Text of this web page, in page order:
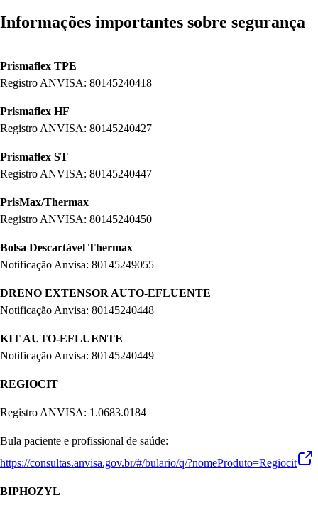
Informações importantes sobre segurança
Prismaflex TPE
Registro ANVISA: 80145240418
Prismaflex HF
Registro ANVISA: 80145240427
Prismaflex ST
Registro ANVISA: 80145240447
PrisMax/Thermax
Registro ANVISA: 80145240450
Bolsa Descartável Thermax
Notificação Anvisa: 80145249055
DRENO EXTENSOR AUTO-EFLUENTE
Notificação Anvisa: 80145240448
KIT AUTO-EFLUENTE
Notificação Anvisa: 80145240449
REGIOCIT
Registro ANVISA: 1.0683.0184
Bula paciente e profissional de saúde:
https://consultas.anvisa.gov.br/#/bulario/q/?nomeProduto=Regiocit
BIPHOZYL